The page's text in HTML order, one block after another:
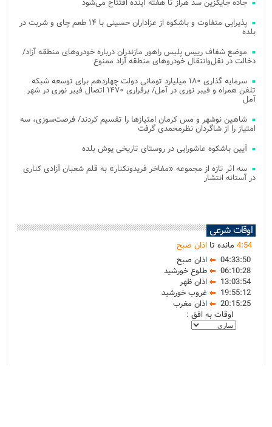
جاده جایگزین سد هراز تا هفته آینده افتتاح می‌شود
پذیرایی متفاوت و باشکوه از عزاداران حسینی با ۱۴ طعم چای و شربت در
بلده
موضع شفاف رییس پلیس راهور مازندران درباره خودروهای منطقه آزاد/
دخالت در نقل‌وانتقال خودروهای منطقه آزاد ممنوع
سرمایه گذاری ۱۸۰ میلیارد تومانی دولت چهاردهم برای توسعه شبکه
تلفن همراه و فیبر نوری در آمل/ برقراری ۱۴۷۰ اتصال فیبر نوری در شهر
آمل
شاهین نوشهر و مس کرمان امتیازها را تقسیم کردند/ فرصت‌سوزی، سه
امتیاز را از شاگردان نظرمحمدی گرفت
آیین باشکوه عاشورایی در روستای تاریخی یوش بلده
سه اثر تازه از مجموعه «مفاخر فریدونکنار» به قلم شعبان آزادی کناری
در آستانه انتشار
اوقات شرعی
4:54 مانده تا اذان صبح
04:33:50
اذان صبح
06:10:28
طلوع خورشید
13:03:54
اذان ظهر
19:55:12
غروب خورشید
20:15:25
اذان مغرب
اوقات به افق :